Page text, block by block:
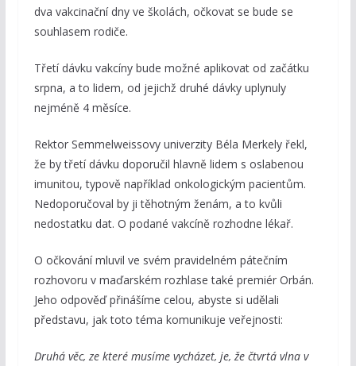
dva vakcinační dny ve školách, očkovat se bude se
souhlasem rodiče.
Třetí dávku vakcíny bude možné aplikovat od začátku
srpna, a to lidem, od jejichž druhé dávky uplynuly
nejméně 4 měsíce.
Rektor Semmelweissovy univerzity Béla Merkely řekl,
že by třetí dávku doporučil hlavně lidem s oslabenou
imunitou, typově například onkologickým pacientům.
Nedoporučoval by ji těhotným ženám, a to kvůli
nedostatku dat. O podané vakcíně rozhodne lékař.
O očkování mluvil ve svém pravidelném pátečním
rozhovoru v maďarském rozhlase také premiér Orbán.
Jeho odpověď přinášíme celou, abyste si udělali
představu, jak toto téma komunikuje veřejnosti:
Druhá věc, ze které musíme vycházet, je, že čtvrtá vlna v